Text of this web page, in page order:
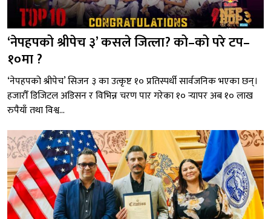
‘नेपहपको श्रीपेच ३’ कसले जित्ला? को–को परे टप–
१०मा ?
‘नेपहपको श्रीपेच’ सिजन ३ का उत्कृष्ट १० प्रतिस्पर्धी सार्वजनिक भएका छन्।
हजारौँ डिजिटल अडिसन र विभिन्न चरण पार गरेका १० र्‍यापर अब १० लाख
रुपैयाँ तथा विश्व...